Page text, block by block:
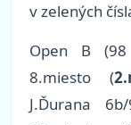
v zelených
Open B
8.miesto (
J.Ďurana